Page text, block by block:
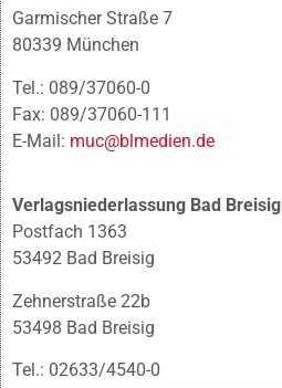
Garmischer Straße 7
80339 München
Tel.: 089/37060-0
Fax: 089/37060-111
E-Mail: muc@blmedien.de
Verlagsniederlassung Bad Breisig
Postfach 1363
53492 Bad Breisig
Zehnerstraße 22b
53498 Bad Breisig
Tel.: 02633/4540-0